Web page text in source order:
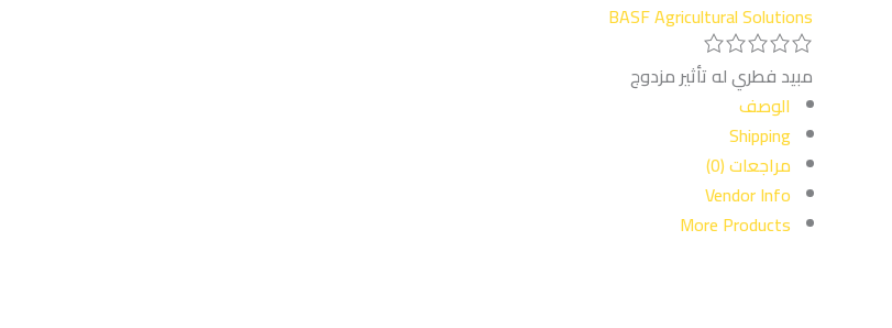
BASF Agricultural Solutions
مبيد فطري له تأثير مزدوج
الوصف
Shipping
مراجعات (0)
Vendor Info
More Products